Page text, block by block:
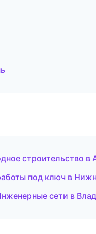
строительство в
под ключ в
сети в